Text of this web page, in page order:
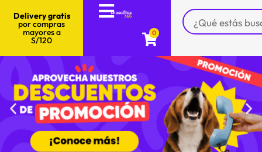
Delivery gratis
por compras
mayores a
S/120
0